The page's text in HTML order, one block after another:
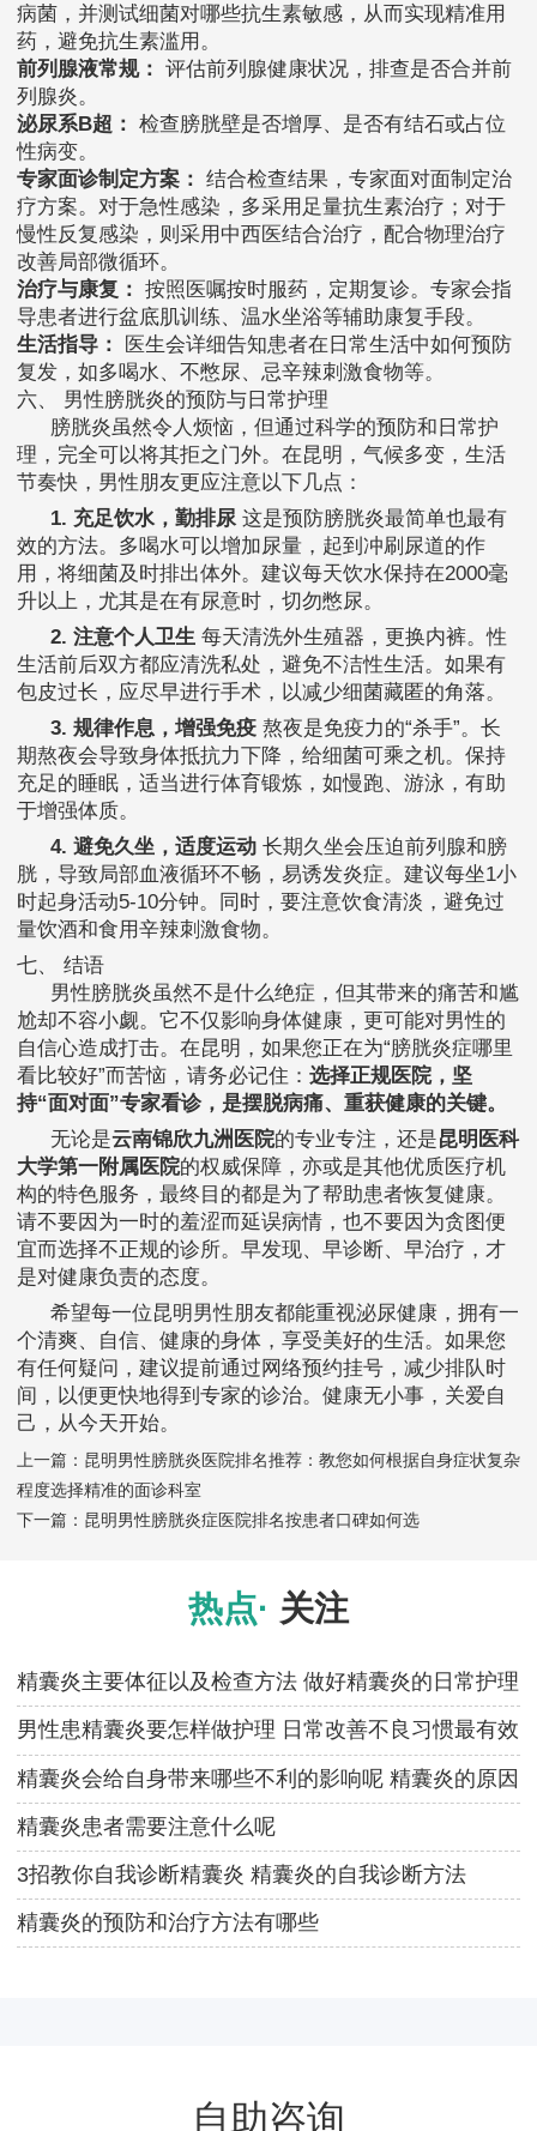
病菌，并测试细菌对哪些抗生素敏感，从而实现精准用
药，避免抗生素滥用。
前列腺液常规： 评估前列腺健康状况，排查是否合并前
列腺炎。
泌尿系B超： 检查膀胱壁是否增厚、是否有结石或占位
性病变。
专家面诊制定方案： 结合检查结果，专家面对面制定治
疗方案。对于急性感染，多采用足量抗生素治疗；对于
慢性反复感染，则采用中西医结合治疗，配合物理治疗
改善局部微循环。
治疗与康复： 按照医嘱按时服药，定期复诊。专家会指
导患者进行盆底肌训练、温水坐浴等辅助康复手段。
生活指导：
医生会详细告知患者在日常生活中如何预防
复发，如多喝水、不憋尿、忌辛辣刺激食物等。
六、 男性膀胱炎的预防与日常护理
膀胱炎虽然令人烦恼，但通过科学的预防和日常护
理，完全可以将其拒之门外。在昆明，气候多变，生活
节奏快，男性朋友更应注意以下几点：
1. 充足饮水，勤排尿 这是预防膀胱炎最简单也最有
效的方法。多喝水可以增加尿量，起到冲刷尿道的作
用，将细菌及时排出体外。建议每天饮水保持在2000毫
升以上，尤其是在有尿意时，切勿憋尿。
2. 注意个人卫生 每天清洗外生殖器，更换内裤。性
生活前后双方都应清洗私处，避免不洁性生活。如果有
包皮过长，应尽早进行手术，以减少细菌藏匿的角落。
3. 规律作息，增强免疫 熬夜是免疫力的“杀手”。长
期熬夜会导致身体抵抗力下降，给细菌可乘之机。保持
充足的睡眠，适当进行体育锻炼，如慢跑、游泳，有助
于增强体质。
4. 避免久坐，适度运动 长期久坐会压迫前列腺和膀
胱，导致局部血液循环不畅，易诱发炎症。建议每坐1小
时起身活动5-10分钟。同时，要注意饮食清淡，避免过
量饮酒和食用辛辣刺激食物。
七、 结语
男性膀胱炎虽然不是什么绝症，但其带来的痛苦和尴
尬却不容小觑。它不仅影响身体健康，更可能对男性的
自信心造成打击。在昆明，如果您正在为“膀胱炎症哪里
看比较好”而苦恼，请务必记住： 选择正规医院，坚
持“面对面”专家看诊，是摆脱病痛、重获健康的关键。
无论是云南锦欣九洲医院的专业专注，还是昆明医科
大学第一附属医院的权威保障，亦或是其他优质医疗机
构的特色服务，最终目的都是为了帮助患者恢复健康。
请不要因为一时的羞涩而延误病情，也不要因为贪图便
宜而选择不正规的诊所。早发现、早诊断、早治疗，才
是对健康负责的态度。
希望每一位昆明男性朋友都能重视泌尿健康，拥有一
个清爽、自信、健康的身体，享受美好的生活。如果您
有任何疑问，建议提前通过网络预约挂号，减少排队时
间，以便更快地得到专家的诊治。健康无小事，关爱自
己，从今天开始。
上一篇： 昆明男性膀胱炎医院排名推荐：教您如何根据自身症状复杂
程度选择精准的面诊科室
下一篇： 昆明男性膀胱炎症医院排名按患者口碑如何选
热点· 关注
精囊炎主要体征以及检查方法 做好精囊炎的日常护理
男性患精囊炎要怎样做护理 日常改善不良习惯最有效
精囊炎会给自身带来哪些不利的影响呢 精囊炎的原因
有哪
精囊炎患者需要注意什么呢
3招教你自我诊断精囊炎 精囊炎的自我诊断方法
精囊炎的预防和治疗方法有哪些
自助咨询